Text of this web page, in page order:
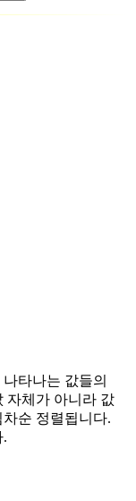
타나는 값들의
자체가 아니라 값
순 정렬됩니다.
.